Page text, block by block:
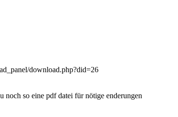
download.php?did=26
noch so eine pdf datei für nötige enderungen